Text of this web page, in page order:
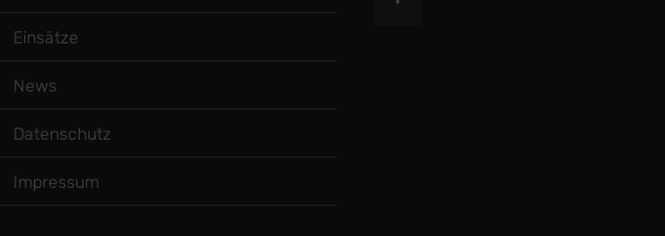
Einsätze
News
Datenschutz
Impressum